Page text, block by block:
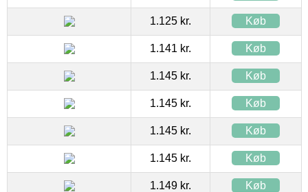
1.125 kr. Køb
1.141 kr. Køb
1.145 kr. Køb
1.145 kr. Køb
1.145 kr. Køb
1.145 kr. Køb
1.149 kr. Køb